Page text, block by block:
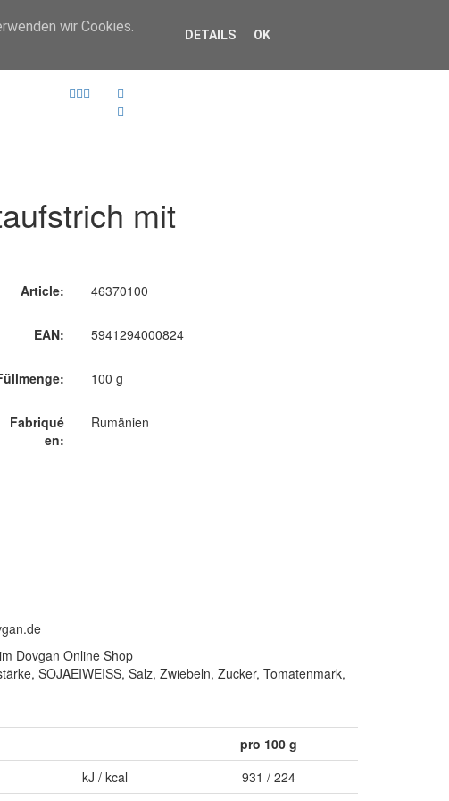
mit
Article: 46370100
EAN: 5941294000824
100 g
Fabriqué
en:
Rumänien
im Dovgan Online Shop
SOJAEIWEISS, Salz, Zwiebeln, Zucker, Tomatenmark,
pro 100 g
kJ / kcal 931 / 224
wir Cookies.
DETAILS OK